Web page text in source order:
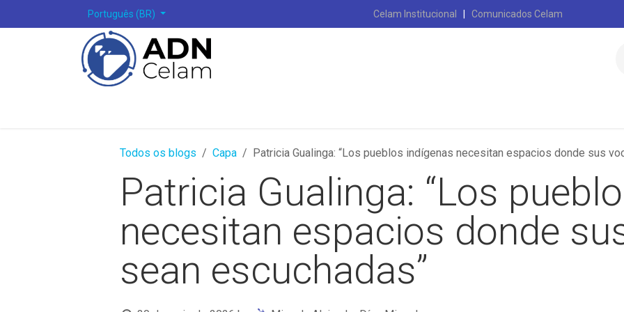
Pular para o conteúdoPortuguês (BR) Celam Institucional | Comunicados Celam
Todos os blogs Capa Patricia Gualinga: “Los pueblos indígenas necesitan espacios donde sus
Patricia Gualinga: “Los
necesitan espacios donde
sean escuchadas”